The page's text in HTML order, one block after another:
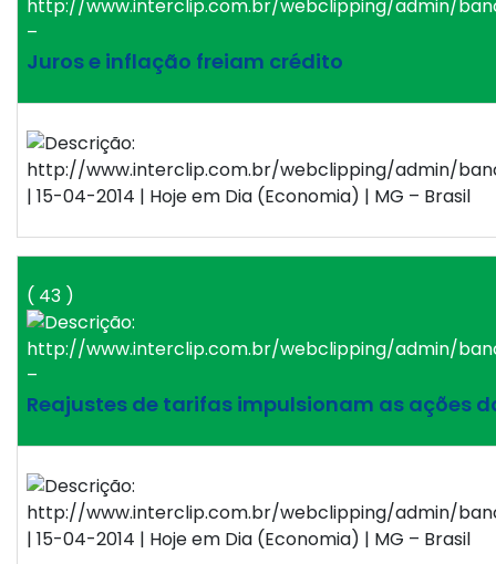
–
Juros e inflação freiam crédito
| 15-04-2014 | Hoje em Dia (Economia) | MG – Brasil
( 43 )
–
Reajustes de tarifas impulsionam as ações
| 15-04-2014 | Hoje em Dia (Economia) | MG – Brasil